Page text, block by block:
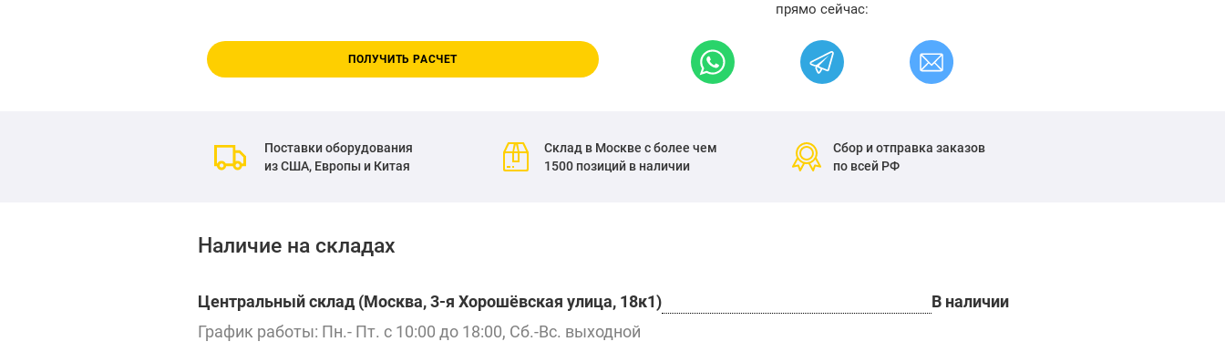
ПОЛУЧИТЬ РАСЧЕТ
прямо сейчас:
Поставки оборудования
из США, Европы и Китая
Склад в Москве с более чем
1500 позиций в наличии
Сбор и отправка заказов
по всей РФ
Наличие на складах
Центральный склад (Москва, 3-я Хорошёвская улица, 18к1)
В наличии
График работы: Пн.- Пт. с 10:00 до 18:00, Сб.-Вс. выходной